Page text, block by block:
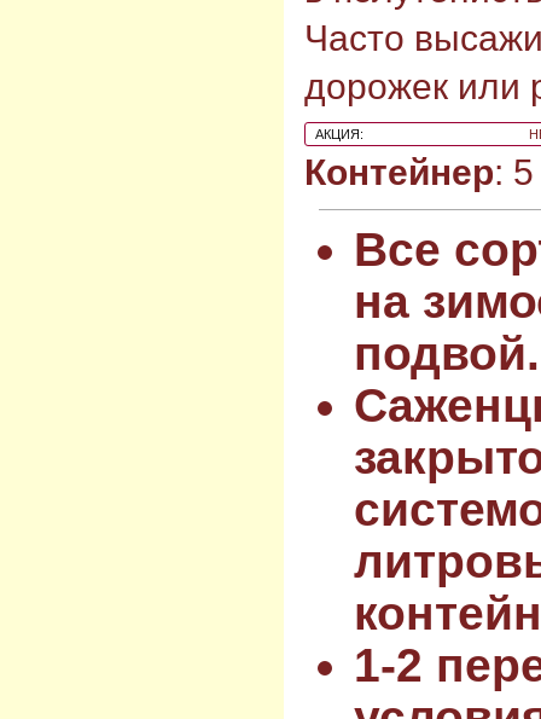
Часто
дорожек или
АКЦИЯ:
Контейнер:
Все
на
подвой.
1-2